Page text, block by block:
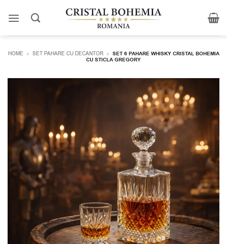
HOME » SET PAHARE CU DECANTOR » SET 6 PAHARE WHISKY CRISTAL BOHEMIA
CU STICLA GREGORY